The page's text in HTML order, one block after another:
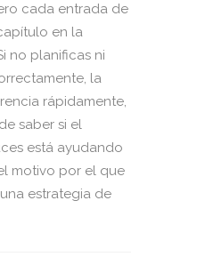
cada entrada de
en la
no planificas ni
la
rápidamente,
saber si el
está ayudando
motivo por el que
estrategia de